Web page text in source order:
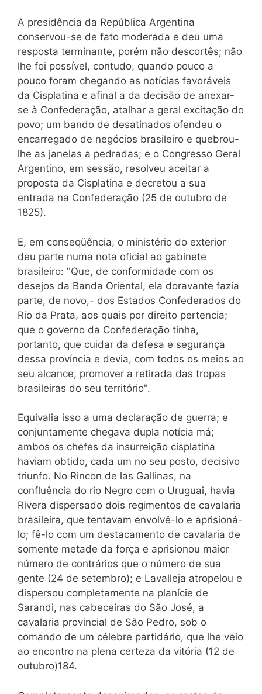
A presidência da República Argentina
conservou-se de fato moderada e deu uma
resposta terminante, porém não descortês; não
lhe foi possível, contudo, quando pouco a
pouco foram chegando as notícias favoráveis
da Cisplatina e afinal a da decisão de anexar-
se à Confederação, atalhar a geral excitação do
povo; um bando de desatinados ofendeu o
encarregado de negócios brasileiro e quebrou-
lhe as janelas a pedradas; e o Congresso Geral
Argentino, em sessão, resolveu aceitar a
proposta da Cisplatina e decretou a sua
entrada na Confederação (25 de outubro de
1825).
E, em conseqüência, o ministério do exterior
deu parte numa nota oficial ao gabinete
brasileiro: "Que, de conformidade com os
desejos da Banda Oriental, ela doravante fazia
parte, de novo,- dos Estados Confederados do
Rio da Prata, aos quais por direito pertencia;
que o governo da Confederação tinha,
portanto, que cuidar da defesa e segurança
dessa província e devia, com todos os meios ao
seu alcance, promover a retirada das tropas
brasileiras do seu território".
Equivalia isso a uma declaração de guerra; e
conjuntamente chegava dupla notícia má;
ambos os chefes da insurreição cisplatina
haviam obtido, cada um no seu posto, decisivo
triunfo. No Rincon de las Gallinas, na
confluência do rio Negro com o Uruguai, havia
Rivera dispersado dois regimentos de cavalaria
brasileira, que tentavam envolvê-lo e aprisioná-
lo; fê-lo com um destacamento de cavalaria de
somente metade da força e aprisionou maior
número de contrários que o número de sua
gente (24 de setembro); e Lavalleja atropelou e
dispersou completamente na planície de
Sarandi, nas cabeceiras do São José, a
cavalaria provincial de São Pedro, sob o
comando de um célebre partidário, que lhe veio
ao encontro na plena certeza da vitória (12 de
outubro)184.